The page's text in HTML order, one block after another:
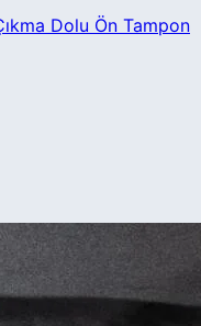
Dolu Ön Tampon